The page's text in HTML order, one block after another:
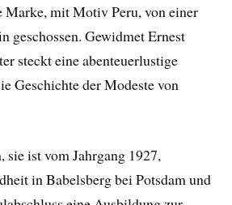
Marke, mit Motiv Peru, von einer
geschossen. Gewidmet Ernest
steckt eine abenteuerlustige
Geschichte der Modeste von
sie ist vom Jahrgang 1927,
in Babelsberg bei Potsdam und